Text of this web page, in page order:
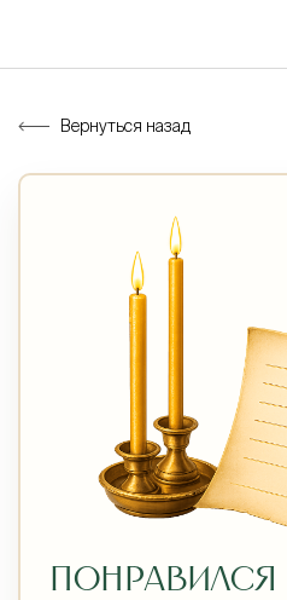
Вернуться назад
ПОНРАВИЛСЯ